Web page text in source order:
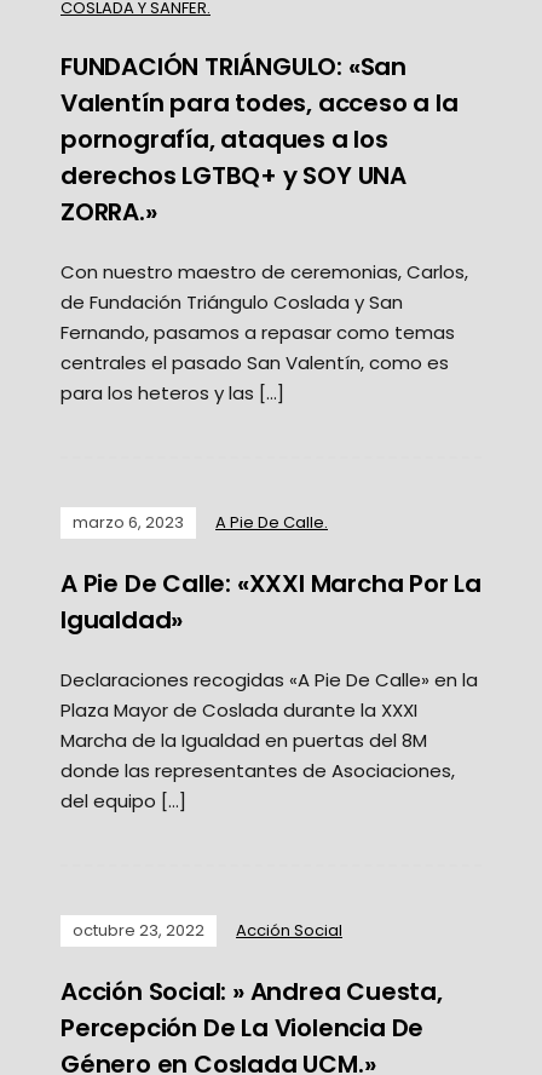
COSLADA Y SANFER.
FUNDACIÓN TRIÁNGULO: «San
Valentín para todes, acceso a la
pornografía, ataques a los
derechos LGTBQ+ y SOY UNA
ZORRA.»
Con nuestro maestro de ceremonias, Carlos,
de Fundación Triángulo Coslada y San
Fernando, pasamos a repasar como temas
centrales el pasado San Valentín, como es
para los heteros y las […]
marzo 6, 2023 A Pie De Calle.
A Pie De Calle: «XXXI Marcha Por La
Igualdad»
Declaraciones recogidas «A Pie De Calle» en la
Plaza Mayor de Coslada durante la XXXI
Marcha de la Igualdad en puertas del 8M
donde las representantes de Asociaciones,
del equipo […]
octubre 23, 2022 Acción Social
Acción Social: » Andrea Cuesta,
Percepción De La Violencia De
Género en Coslada UCM.»